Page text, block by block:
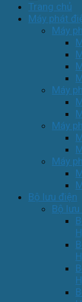
Trang chủ
Máy phát
Máy
Máy
Máy
Máy
Bộ lưu điện
Bộ